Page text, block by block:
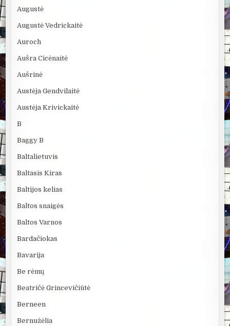
Augustė
Augustė Vedrickaitė
Auroch
Aušra Cicėnaitė
Aušrinė
Austėja Gendvilaitė
Austėja Krivickaitė
B
Baggy B
Baltalietuvis
Baltasis Kiras
Baltijos kelias
Baltos snaigės
Baltos Varnos
Bardačiokas
Bavarija
Be rėmų
Beatričė Grincevičiūtė
Berneen
Bernužėlia